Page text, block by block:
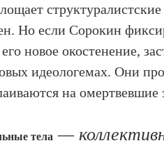
Но если Сорокин
новое окостенение,
идеологемах. Они
на омертвевшие
тела —